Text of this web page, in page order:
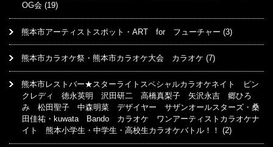
OG会 (19)
熊本市アーティストスポット・ART for フューチャー (3)
熊本市カラオケ祭・熊本市カラオケ大会 カラオケ (7)
熊本市レストバー★スターライトスペシャルカラオケネイト ピン
クレディ 徳永英明 沢田研二 高橋真梨子 矢沢永吉 郷ひろ
み 松田聖子 中森明菜 デザイヤー サザンオールスターズ・桑
田佳祐・kuwata Bando カラオケ ワンアーティストカラオケナ
イト 熊本小学生・中学生・高校生カラオケバトル！！ (2)